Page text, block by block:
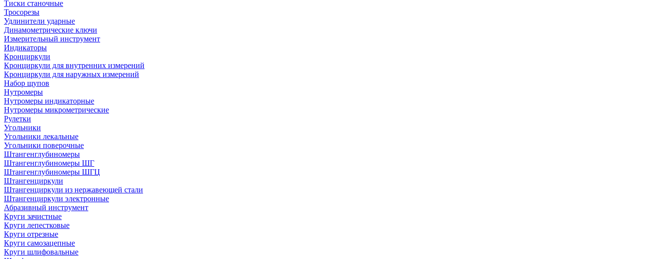
Тиски станочные
Тросорезы
Удлинители ударные
Динамометрические ключи
Измерительный инструмент
Индикаторы
Кронциркули
Кронциркули для внутренних измерений
Кронциркули для наружных измерений
Набор щупов
Нутромеры
Нутромеры индикаторные
Нутромеры микрометрические
Рулетки
Угольники
Угольники лекальные
Угольники поверочные
Штангенглубиномеры
Штангенглубиномеры ШГ
Штангенглубиномеры ШГЦ
Штангенциркули
Штангенциркули из нержавеющей стали
Штангенциркули электронные
Абразивный инструмент
Круги зачистные
Круги лепестковые
Круги отрезные
Круги самозацепные
Круги шлифовальные